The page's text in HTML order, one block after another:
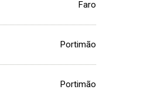
Faro
Portimão
Portimão